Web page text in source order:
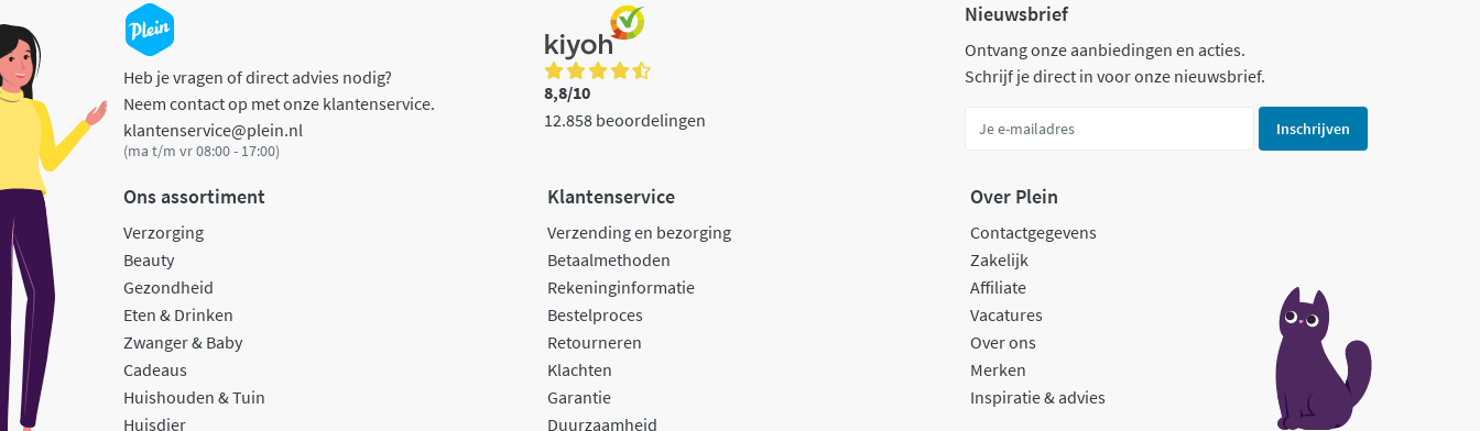
Heb je vragen of direct advies nodig?
Neem contact op met onze klantenservice.
klantenservice@plein.nl
(ma t/m vr 08:00 - 17:00)
8,8/10
12.858 beoordelingen
Nieuwsbrief
Ontvang onze aanbiedingen en acties.
Schrijf je direct in voor onze nieuwsbrief.
Inschrijven
Ons assortiment
Verzorging
Beauty
Gezondheid
Eten & Drinken
Zwanger & Baby
Cadeaus
Huishouden & Tuin
Huisdier
Klantenservice
Verzending en bezorging
Betaalmethoden
Rekeninginformatie
Bestelproces
Retourneren
Klachten
Garantie
Duurzaamheid
Over Plein
Contactgegevens
Zakelijk
Affiliate
Vacatures
Over ons
Merken
Inspiratie & advies